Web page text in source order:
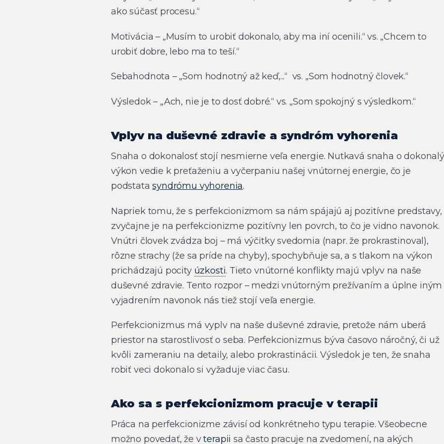
ako súčasť procesu.“
Motivácia – „Musím to urobiť dokonalo, aby ma iní ocenili.“ vs. „Chcem to
urobiť dobre, lebo ma to teší.“
Sebahodnota – „Som hodnotný až keď,...“ vs. „Som hodnotný človek.“
Výsledok – „Ach, nie je to dosť dobré.“ vs. „Som spokojný s výsledkom.“
Vplyv na duševné zdravie a syndróm vyhorenia
Snaha o dokonalosť stojí nesmierne veľa energie. Nutkavá snaha o dokonalý
výkon vedie k preťaženiu a vyčerpaniu našej vnútornej energie, čo je
podstatasyndrómu vyhorenia.
Napriek tomu, že s perfekcionizmom sa nám spájajú aj pozitívne predstavy,
zvyčajne je na perfekcionizme pozitívny len povrch, to čo je vidno navonok.
Vnútri človek zvádza boj – má výčitky svedomia (napr. že prokrastinoval),
rôzne strachy (že sa príde na chyby), spochybňuje sa, a s tlakom na výkon
prichádzajú pocity úzkosti. Tieto vnútorné konflikty majú vplyv na naše
duševné zdravie. Tento rozpor – medzi vnútorným prežívaním a úplne iným
vyjadrením navonok nás tiež stojí veľa energie.
Perfekcionizmus má vyplv na naše duševné zdravie, pretože nám uberá
priestor na starostlivosť o seba. Perfekcionizmus býva časovo náročný, či už
kvôli zameraniu na detaily, alebo prokrastinácii. Výsledok je ten, že snaha
robiť veci dokonalo si vyžaduje viac času.
Ako sa s perfekcionizmom pracuje v terapii
Práca na perfekcionizme závisí od konkrétneho typu terapie. Všeobecne
možno povedať, že vterapii sa často pracuje na zvedomení, na akých